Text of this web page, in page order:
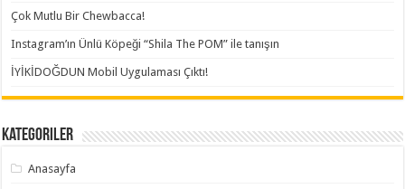
Çok Mutlu Bir Chewbacca!
Instagram’ın Ünlü Köpeği “Shila The POM” ile tanışın
İYİKİDOĞDUN Mobil Uygulaması Çıktı!
Kategoriler
Anasayfa